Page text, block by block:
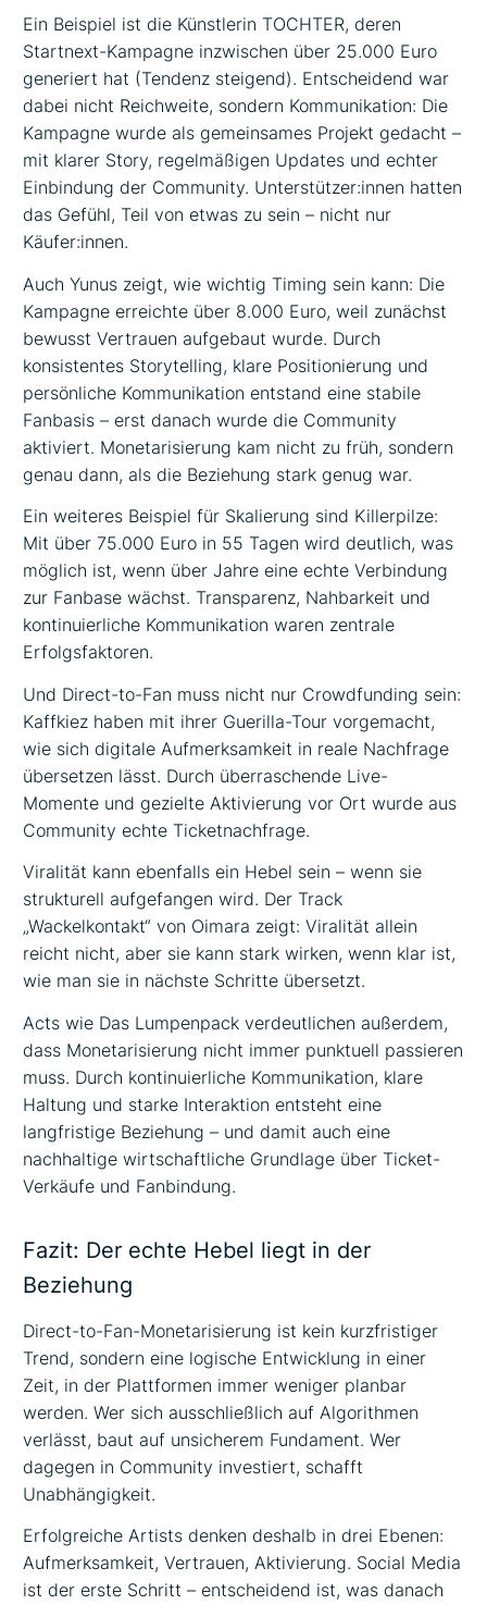
Ein Beispiel ist die Künstlerin TOCHTER, deren
Startnext-Kampagne inzwischen über 25.000 Euro
generiert hat (Tendenz steigend). Entscheidend war
dabei nicht Reichweite, sondern Kommunikation: Die
Kampagne wurde als gemeinsames Projekt gedacht –
mit klarer Story, regelmäßigen Updates und echter
Einbindung der Community. Unterstützer:innen hatten
das Gefühl, Teil von etwas zu sein – nicht nur
Käufer:innen.
Auch Yunus zeigt, wie wichtig Timing sein kann: Die
Kampagne erreichte über 8.000 Euro, weil zunächst
bewusst Vertrauen aufgebaut wurde. Durch
konsistentes Storytelling, klare Positionierung und
persönliche Kommunikation entstand eine stabile
Fanbasis – erst danach wurde die Community
aktiviert. Monetarisierung kam nicht zu früh, sondern
genau dann, als die Beziehung stark genug war.
Ein weiteres Beispiel für Skalierung sind Killerpilze:
Mit über 75.000 Euro in 55 Tagen wird deutlich, was
möglich ist, wenn über Jahre eine echte Verbindung
zur Fanbase wächst. Transparenz, Nahbarkeit und
kontinuierliche Kommunikation waren zentrale
Erfolgsfaktoren.
Und Direct-to-Fan muss nicht nur Crowdfunding sein:
Kaffkiez haben mit ihrer Guerilla-Tour vorgemacht,
wie sich digitale Aufmerksamkeit in reale Nachfrage
übersetzen lässt. Durch überraschende Live-
Momente und gezielte Aktivierung vor Ort wurde aus
Community echte Ticketnachfrage.
Viralität kann ebenfalls ein Hebel sein – wenn sie
strukturell aufgefangen wird. Der Track
„Wackelkontakt“ von Oimara zeigt: Viralität allein
reicht nicht, aber sie kann stark wirken, wenn klar ist,
wie man sie in nächste Schritte übersetzt.
Acts wie Das Lumpenpack verdeutlichen außerdem,
dass Monetarisierung nicht immer punktuell passieren
muss. Durch kontinuierliche Kommunikation, klare
Haltung und starke Interaktion entsteht eine
langfristige Beziehung – und damit auch eine
nachhaltige wirtschaftliche Grundlage über Ticket-
Verkäufe und Fanbindung.
Fazit: Der echte Hebel liegt in der
Beziehung
Direct-to-Fan-Monetarisierung ist kein kurzfristiger
Trend, sondern eine logische Entwicklung in einer
Zeit, in der Plattformen immer weniger planbar
werden. Wer sich ausschließlich auf Algorithmen
verlässt, baut auf unsicherem Fundament. Wer
dagegen in Community investiert, schafft
Unabhängigkeit.
Erfolgreiche Artists denken deshalb in drei Ebenen:
Aufmerksamkeit, Vertrauen, Aktivierung. Social Media
ist der erste Schritt – entscheidend ist, was danach